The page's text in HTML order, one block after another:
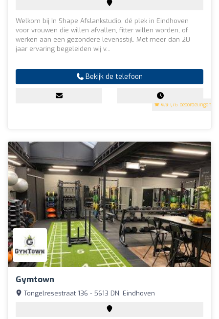
4.9 (76 beoordelingen)
Welkom bij In Shape Afslankstudio, dé plek in Eindhoven
voor vrouwen die willen afvallen, fitter willen worden, of
werken aan een gezondere levensstijl. Met meer dan 20
jaar ervaring begeleiden wij v...
Bekijk de telefoon
Gymtown
Tongelresestraat 136 - 5613 DN, Eindhoven